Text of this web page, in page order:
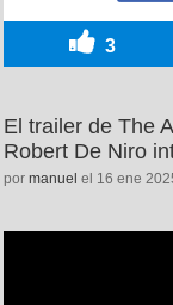
3
El trailer de The
Robert De Niro
por manuel el 16 ene